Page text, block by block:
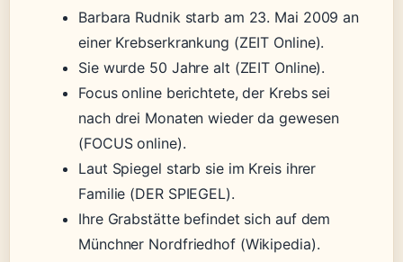
Barbara Rudnik starb am 23. Mai 2009 an
einer Krebserkrankung (ZEIT Online).
Sie wurde 50 Jahre alt (ZEIT Online).
Focus online berichtete, der Krebs sei
nach drei Monaten wieder da gewesen
(FOCUS online).
Laut Spiegel starb sie im Kreis ihrer
Familie (DER SPIEGEL).
Ihre Grabstätte befindet sich auf dem
Münchner Nordfriedhof (Wikipedia).